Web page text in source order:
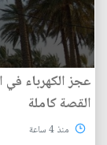
القصة كاملة
منذ 4 ساعة